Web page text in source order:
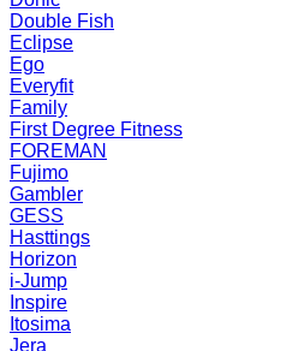
Double Fish
Eclipse
Ego
Everyfit
Family
First Degree Fitness
FOREMAN
Fujimo
Gambler
GESS
Hasttings
Horizon
i-Jump
Inspire
Itosima
Jera